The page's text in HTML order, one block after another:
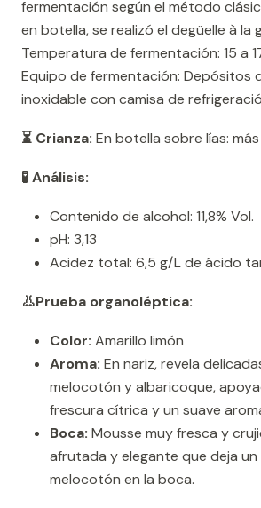
fermentación según el método
en botella, se realizó el degüelle à la
Temperatura de fermentación: 15 a
Equipo de fermentación: Depósitos
inoxidable con camisa de
⏳ Crianza: En botella sobre lías: más
🧪 Análisis:
Contenido de alcohol: 11,8% Vol.
pH: 3,13
Acidez total: 6,5 g/L de ácido
👃Prueba organoléptica:
Color: Amarillo limón
Aroma: En nariz, revela
melocotón y albaricoque,
frescura cítrica y un suave
Boca: Mousse muy fresca y
afrutada y elegante que deja
melocotón en la boca.